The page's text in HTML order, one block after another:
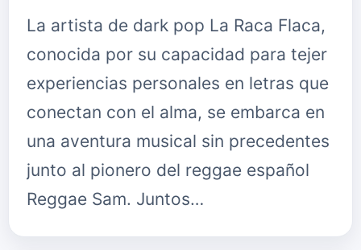
La artista de dark pop La Raca Flaca,
conocida por su capacidad para tejer
experiencias personales en letras que
conectan con el alma, se embarca en
una aventura musical sin precedentes
junto al pionero del reggae español
Reggae Sam. Juntos…